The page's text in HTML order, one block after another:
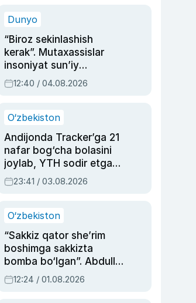
Dunyo
“Biroz sekinlashish
kerak”. Mutaxassislar
insoniyat sun’iy
intellektni boshqara
olmay qolishidan xavotir
12:40 / 04.08.2026
O‘zbekiston
Andijonda Tracker’ga 21
nafar bog‘cha bolasini
joylab, YTH sodir etgan
ayolga sud hukmi o‘qildi
23:41 / 03.08.2026
O‘zbekiston
“Sakkiz qator she’rim
boshimga sakkizta
bomba bo‘lgan”. Abdulla
Oripovni siyosiy
ayblovlardan asrab
12:24 / 01.08.2026